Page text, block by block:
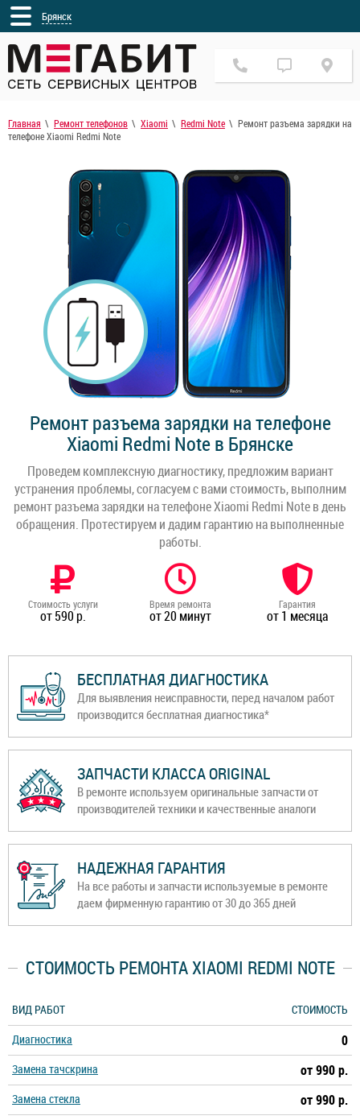
Брянск
Главная Ремонт телефонов Xiaomi Redmi Note
Ремонт разъема зарядки на
телефоне Xiaomi Redmi Note
Ремонт разъема зарядки на телефоне
Xiaomi Redmi Note в Брянске
Проведем комплексную диагностику, предложим вариант
устранения проблемы, согласуем с вами стоимость, выполним
ремонт разъема зарядки на телефоне Xiaomi Redmi Note в день
обращения. Протестируем и дадим гарантию на выполненные
работы.
Стоимость услуги
от 590 р.
Время ремонта
от 20 минут
Гарантия
от 1 месяца
БЕСПЛАТНАЯ ДИАГНОСТИКА
Для выявления неисправности, перед началом работ
производится бесплатная диагностика*
ЗАПЧАСТИ КЛАССА ORIGINAL
В ремонте используем оригинальные запчасти от
производителей техники и качественные аналоги
НАДЕЖНАЯ ГАРАНТИЯ
На все работы и запчасти используемые в ремонте
даем фирменную гарантию от 30 до 365 дней
СТОИМОСТЬ РЕМОНТА XIAOMI REDMI NOTE
ВИД РАБОТ
СТОИМОСТЬ
Диагностика
0
Замена тачскрина от 990 р.
Замена стекла от 990 р.